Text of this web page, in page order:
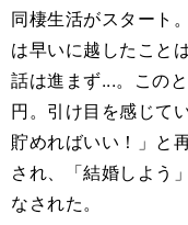
同棲生活がスタート
は早いに越したこと
話は進まず...。この
円。引け目を感じて
貯めればいい！」と
され、「結婚しよう
なされた。